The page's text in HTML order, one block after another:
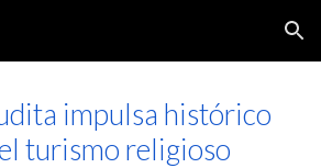
Skip to navigation
impulsa histórico
turismo religioso